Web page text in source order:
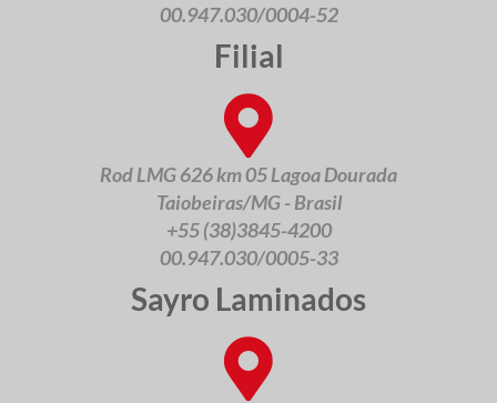
00.947.030/0004-52
Filial
Rod LMG 626 km 05 Lagoa Dourada
Taiobeiras/MG - Brasil
+55 (38)3845-4200
00.947.030/0005-33
Sayro Laminados